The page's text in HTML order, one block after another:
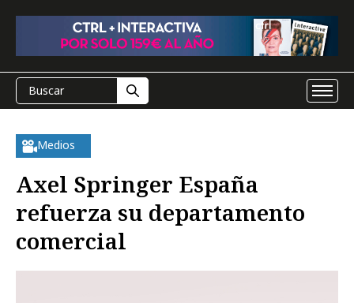
Medios
Axel Springer España
refuerza su departamento
comercial